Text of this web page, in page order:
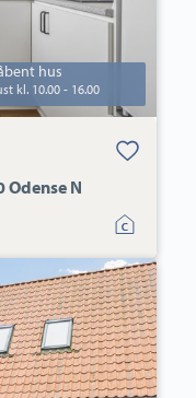
hus
kl. 10.00 - 16.00
Bolig er gemt
under dine
N